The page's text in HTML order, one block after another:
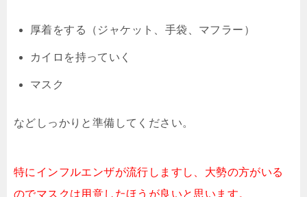
厚着をする（ジャケット、手袋、マフラー）
カイロを持っていく
マスク
などしっかりと準備してください。
特にインフルエンザが流行しますし、大勢の方がいる
のでマスクは用意したほうが良いと思います。